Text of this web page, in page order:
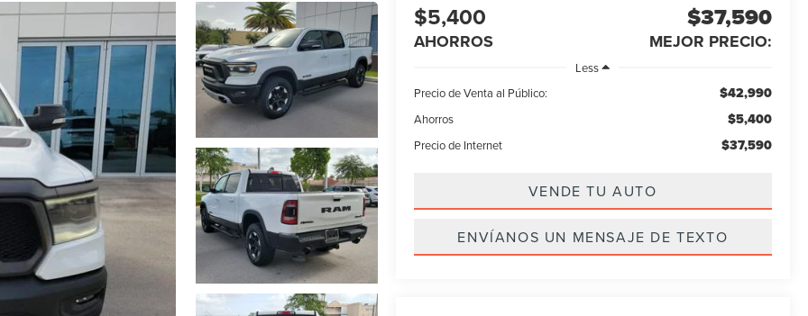
$5,400
AHORROS
$37,590
MEJOR PRECIO:
Less
Precio de Venta al Público:
$42,990
Ahorros $5,400
Precio de Internet $37,590
VENDE TU AUTO
ENVÍANOS UN MENSAJE DE TEXTO